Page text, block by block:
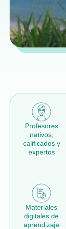
Profesores
nativos,
calificados y
expertos
Materiales
digitales de
aprendizaje